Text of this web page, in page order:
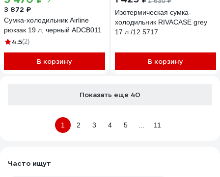
3 872 ₽
Сумка-холодильник Airline
рюкзак 19 л, черный ADCB011
4.5(2)
В корзину
Изотермическая сумка-
холодильник RIVACASE grey
17 л /12 5717
В корзину
Показать еще 40
1 2 3 4 5 11
Часто ищут